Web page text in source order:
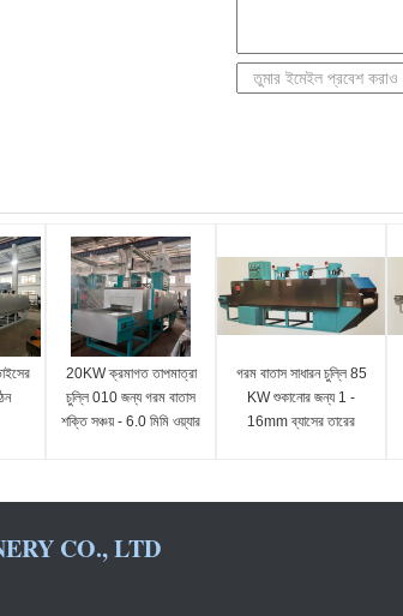
20KW ক্রমাগত তাপমাত্রা
চুল্লি 010 জন্য গরম বাতাস
শক্তি সঞ্চয় - 6.0 মিমি ওয়্যার
গরম বাতাস সাধারন চুল্লি 85
KW শুকানোর জন্য 1 -
16mm ব্যাসের তারের
CO., LTD